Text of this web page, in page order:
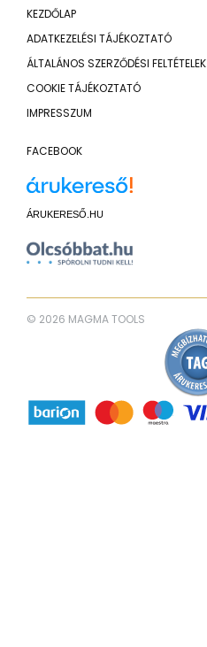
KEZDŐLAP
ADATKEZELÉSI TÁJÉKOZTATÓ
ÁLTALÁNOS SZERZŐDÉSI FELTÉTELEK
COOKIE TÁJÉKOZTATÓ
IMPRESSZUM
FACEBOOK
ÁRUKERESŐ.HU
© 2026 MAGMA TOOLS